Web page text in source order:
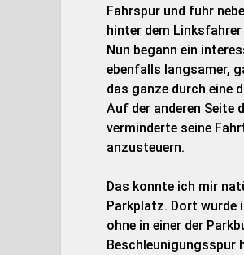
Fahrspur und fuhr
hinter dem
Nun begann ein
ebenfalls langsamer,
das ganze durch eine
Auf der anderen Seite
verminderte seine
anzusteuern.
Das konnte ich mir
Parkplatz. Dort wurde
ohne in einer der
Beschleunigungsspur